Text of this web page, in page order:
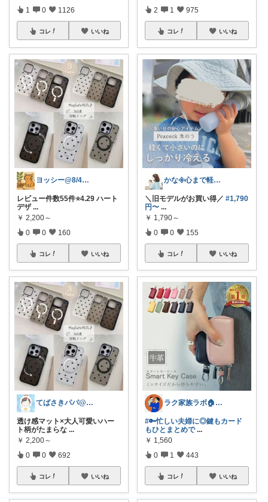
1 0 1126
コレ いいね
ヨッシー@8/4経由購入感謝！
レビュー件数55件⭐️4.29 ハート
デザ ...
￥ 2,200～
0 0 160
コレ いいね
てばさきパパ@スマホアクセ
透け感マット×大人可愛いハー
ト柄がたまらな ...
￥ 2,200～
0 0 692
コレ いいね
2 1 975
コレ いいね
かな𖧷心まで軽くなる暮らしの記録🌿
＼旧モデルがお買い得／ #1,790
円〜 ...
￥ 1,790～
0 0 155
コレ いいね
ラク家族ラボ🏠️30代子育てパパルーム
#🔑忙しい夫婦に◎鍵もカード
もひとまとめで ...
￥ 1,560
0 1 443
コレ いいね